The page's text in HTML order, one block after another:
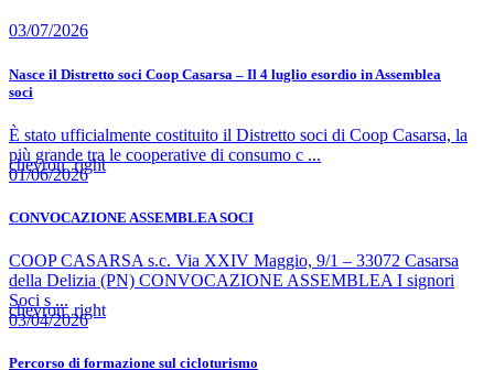
03/07/2026
Nasce il Distretto soci Coop Casarsa – Il 4 luglio esordio in Assemblea
soci
È stato ufficialmente costituito il Distretto soci di Coop Casarsa, la
più grande tra le cooperative di consumo c ...
chevron_right
01/06/2026
CONVOCAZIONE ASSEMBLEA SOCI
COOP CASARSA s.c. Via XXIV Maggio, 9/1 – 33072 Casarsa
della Delizia (PN) CONVOCAZIONE ASSEMBLEA I signori
Soci s ...
chevron_right
03/04/2026
Percorso di formazione sul cicloturismo